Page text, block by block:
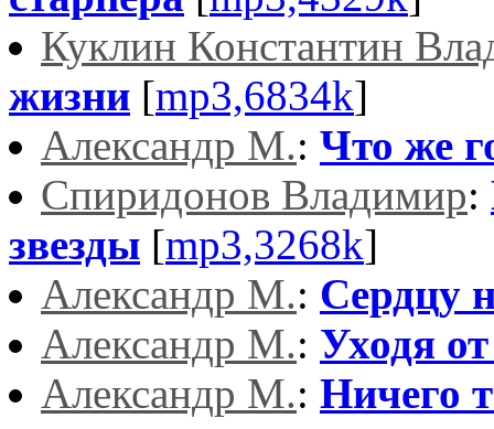
Куклин Константин
жизни [mp3,6834k]
Александр М.: Что же
Спиридонов Владимир:
звезды [mp3,3268k]
Александр М.: Сердцу
Александр М.: Уходя
Александр М.: Ничего